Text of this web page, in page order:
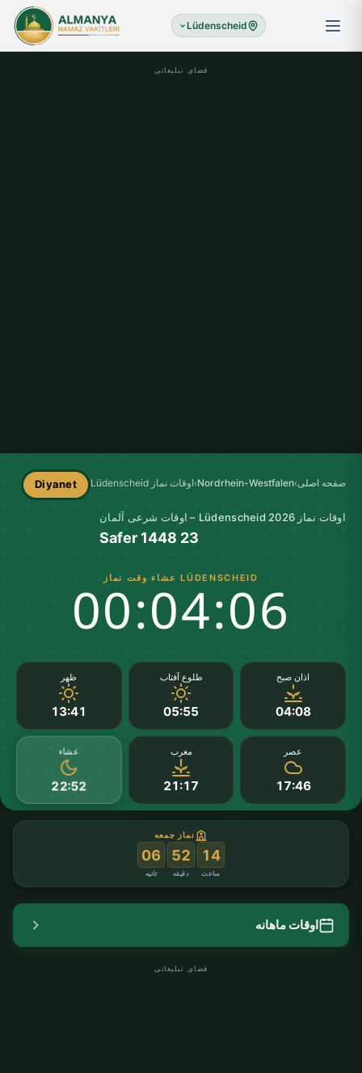
Lüdenscheid
فضای تبلیغاتی
صفحه اصلی›
Nordrhein-Westfalen
›اوقات نماز Lüdenscheid Diyanet
اوقات نماز Lüdenscheid 2026 – اوقات شرعی آلمان
23 Safer 1448
LÜDENSCHEID عشاء وقت نماز
00:04:06
اذان صبح
04:08
طلوع آفتاب
05:55
ظهر
13:41
عصر
17:46
مغرب
21:17
عشاء
22:52
نماز جمعه
14
ساعت
:
52
دقیقه
:
06
ثانیه
اوقات ماهانه
فضای تبلیغاتی